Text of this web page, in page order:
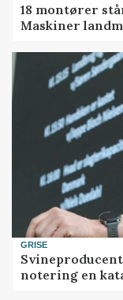
18 montører
Maskiner
GRISE
notering en